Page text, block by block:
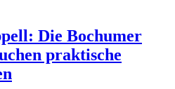
Die Bochumer
praktische